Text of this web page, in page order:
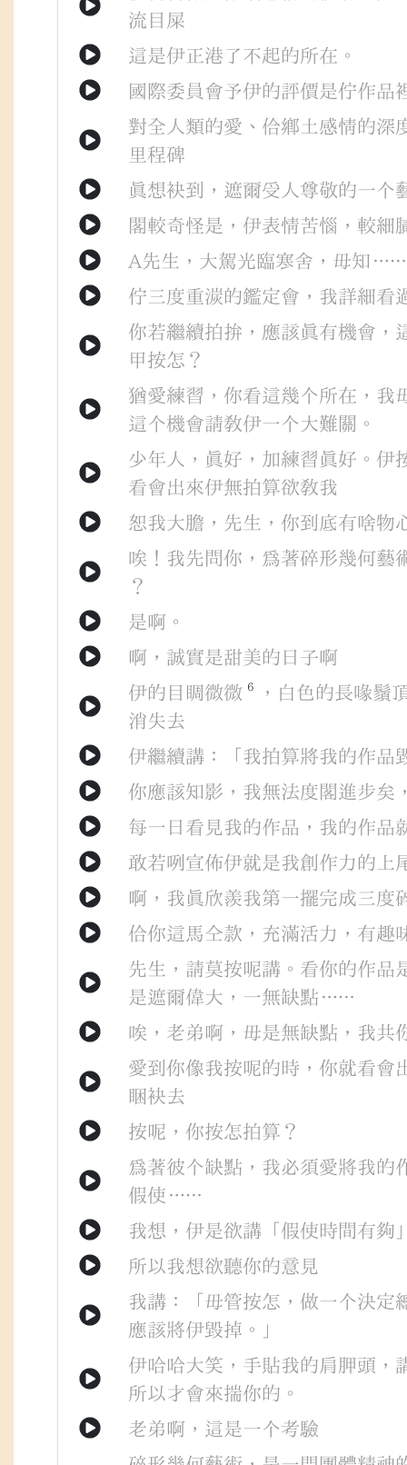
流目屎
這是伊正港了不起的所在 。
國際委員會予伊的評價是佇作品
對全 人類的愛 、 佮鄉土感情的深
里程碑
真想袂到 ， 遮爾受 人 尊敬的一个
閣較奇怪是 ， 伊表情苦惱 ， 較細
A先生 ， 大駕光臨寒舍 ， 毋知
佇三度重湠的鑑定會 ， 我詳細看
你若繼續拍拚 ， 應該真有機會 ，
甲按怎 ？
猶愛練習 ， 你看這幾个所在 ， 我
這个機會請教伊一个大難關 。
少年人 ， 真好 ， 加練習 真好 。 伊
看會出來伊無拍算欲教我
恕我大膽 ， 先生 ， 你到底有啥物
唉 ！ 我先 問你 ， 為著碎形幾何藝
？
是啊 。
啊 ， 誠實是甜美的 日子啊
伊的 目睭微微 6 ， 白色的長喙鬚
消失去
伊繼續講 ：「 我拍算將我的作品
你應該知影 ， 我無法度閣進步矣
每一日 看見我的作品 ， 我的作品
敢若咧 宣佈伊就是我創作力的 上
啊 ， 我真欣羨我第一擺完成三度
佮你這馬仝款 ， 充滿活力 ， 有趣
先生 ， 請莫按呢講 。 看你的作品
是遮爾偉大 ， 一無缺點 ……
唉 ， 老弟啊 ， 毋是無缺點 ， 我共
愛到 你像我按呢的時 ， 你就看會
睏袂去
按呢 ， 你按怎拍算 ？
為著彼个缺點 ， 我必須愛將我的
假使 ……
我想 ， 伊是欲講 假使時間有夠
所以我想欲聽你的意見
我講 ：「 毋管按怎 ， 做一个決定
應該將伊毀掉 。」
伊哈哈大笑 ， 手貼我的肩胛頭 ，
所以才會來揣你的 。
老弟啊 ， 這是一个考驗